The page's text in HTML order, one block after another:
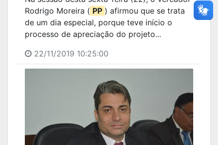
Rodrigo Moreira ( PP ) afirmou que se trata
de um dia especial, porque teve início o
processo de apreciação do projeto...
22/11/2019 10:25:00